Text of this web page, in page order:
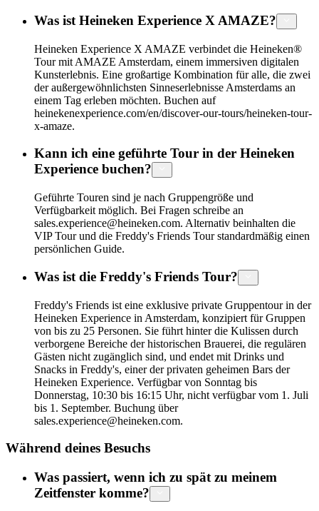
Was ist Heineken Experience X AMAZE?
Heineken Experience X AMAZE verbindet die Heineken®
Tour mit AMAZE Amsterdam, einem immersiven digitalen
Kunsterlebnis. Eine großartige Kombination für alle, die zwei
der außergewöhnlichsten Sinneserlebnisse Amsterdams an
einem Tag erleben möchten. Buchen auf
heinekenexperience.com/en/discover-our-tours/heineken-tour-
x-amaze.
Kann ich eine geführte Tour in der Heineken
Experience buchen?
Geführte Touren sind je nach Gruppengröße und
Verfügbarkeit möglich. Bei Fragen schreibe an
sales.experience@heineken.com. Alternativ beinhalten die
VIP Tour und die Freddy's Friends Tour standardmäßig einen
persönlichen Guide.
Was ist die Freddy's Friends Tour?
Freddy's Friends ist eine exklusive private Gruppentour in der
Heineken Experience in Amsterdam, konzipiert für Gruppen
von bis zu 25 Personen. Sie führt hinter die Kulissen durch
verborgene Bereiche der historischen Brauerei, die regulären
Gästen nicht zugänglich sind, und endet mit Drinks und
Snacks in Freddy's, einer der privaten geheimen Bars der
Heineken Experience. Verfügbar von Sonntag bis
Donnerstag, 10:30 bis 16:15 Uhr, nicht verfügbar vom 1. Juli
bis 1. September. Buchung über
sales.experience@heineken.com.
Während deines Besuchs
Was passiert, wenn ich zu spät zu meinem
Zeitfenster komme?